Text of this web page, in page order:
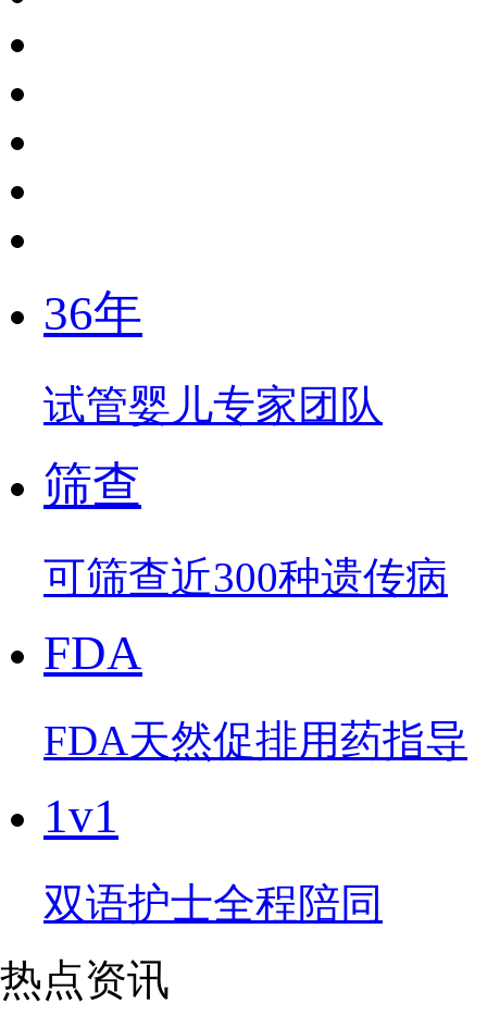
36年
试管婴儿专家团队
筛查
可筛查近300种遗传病
FDA
FDA天然促排用药指导
1v1
双语护士全程陪同
热点资讯